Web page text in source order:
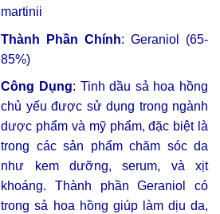
martinii
Thành Phần Chính: Geraniol (65-
85%)
Công Dụng: Tinh dầu sả hoa hồng
chủ yếu được sử dụng trong ngành
dược phẩm và mỹ phẩm, đặc biệt là
trong các sản phẩm chăm sóc da
như kem dưỡng, serum, và xịt
khoáng. Thành phần Geraniol có
trong sả hoa hồng giúp làm dịu da,